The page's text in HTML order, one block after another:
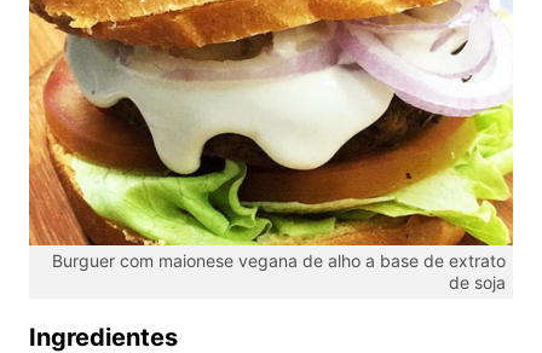
Burguer com maionese vegana de alho a base de extrato
de soja
Ingredientes